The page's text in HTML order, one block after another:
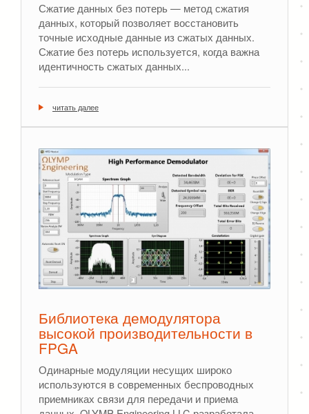
Сжатие данных без потерь — метод сжатия
данных, который позволяет восстановить
точные исходные данные из сжатых данных.
Сжатие без потерь используется, когда важна
идентичность сжатых данных...
читать далее
Библиотека демодулятора
высокой производительности в
FPGA
Одинарные модуляции несущих широко
используются в современных беспроводных
приемниках связи для передачи и приема